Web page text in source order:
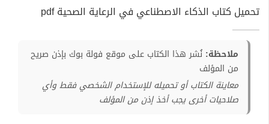
تحميل كتاب الذكاء الاصطناعي في الرعاية الصحية pdf
ملاحظة: نُشر هذا الكتاب على موقع فولة بوك بإذن صريح
من المؤلف
معاينة الكتاب أو تحميله للإستخدام الشخصي فقط وأي
صلاحيات أخرى يجب أخذ إذن من المؤلف